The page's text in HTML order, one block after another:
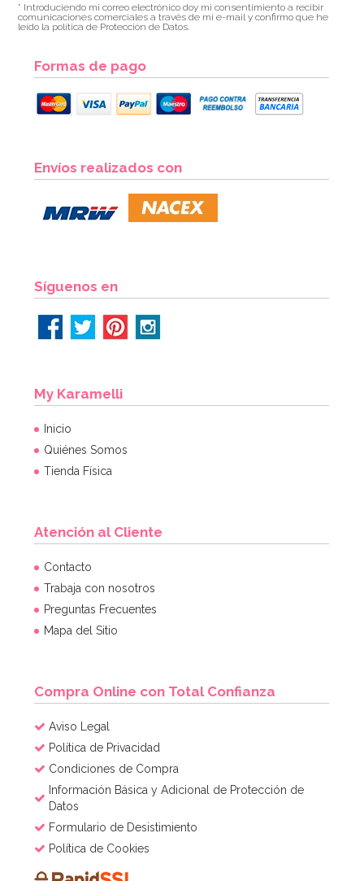
3,95€
* Introduciendo mi correo electrónico doy mi consentimiento a recibir
comunicaciones comerciales a través de mi e-mail y confirmo que he
leído la política de Protección de Datos.
Formas de pago
Envíos realizados con
Síguenos en
My Karamelli
Inicio
Quiénes Somos
Tienda Física
Atención al Cliente
Contacto
Trabaja con nosotros
Preguntas Frecuentes
Mapa del Sitio
Compra Online con Total Confianza
Aviso Legal
Política de Privacidad
Condiciones de Compra
Información Básica y Adicional de Protección de
Datos
Formulario de Desistimiento
Política de Cookies